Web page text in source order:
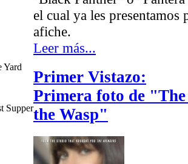
Yard
Supper
el cual ya les
afiche.
Leer más...
Primer Vistazo:
Primera foto de
the Wasp"